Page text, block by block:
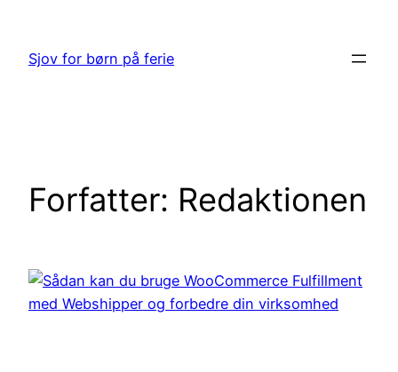
indhold
Sjov for børn på ferie
Forfatter: Redaktionen